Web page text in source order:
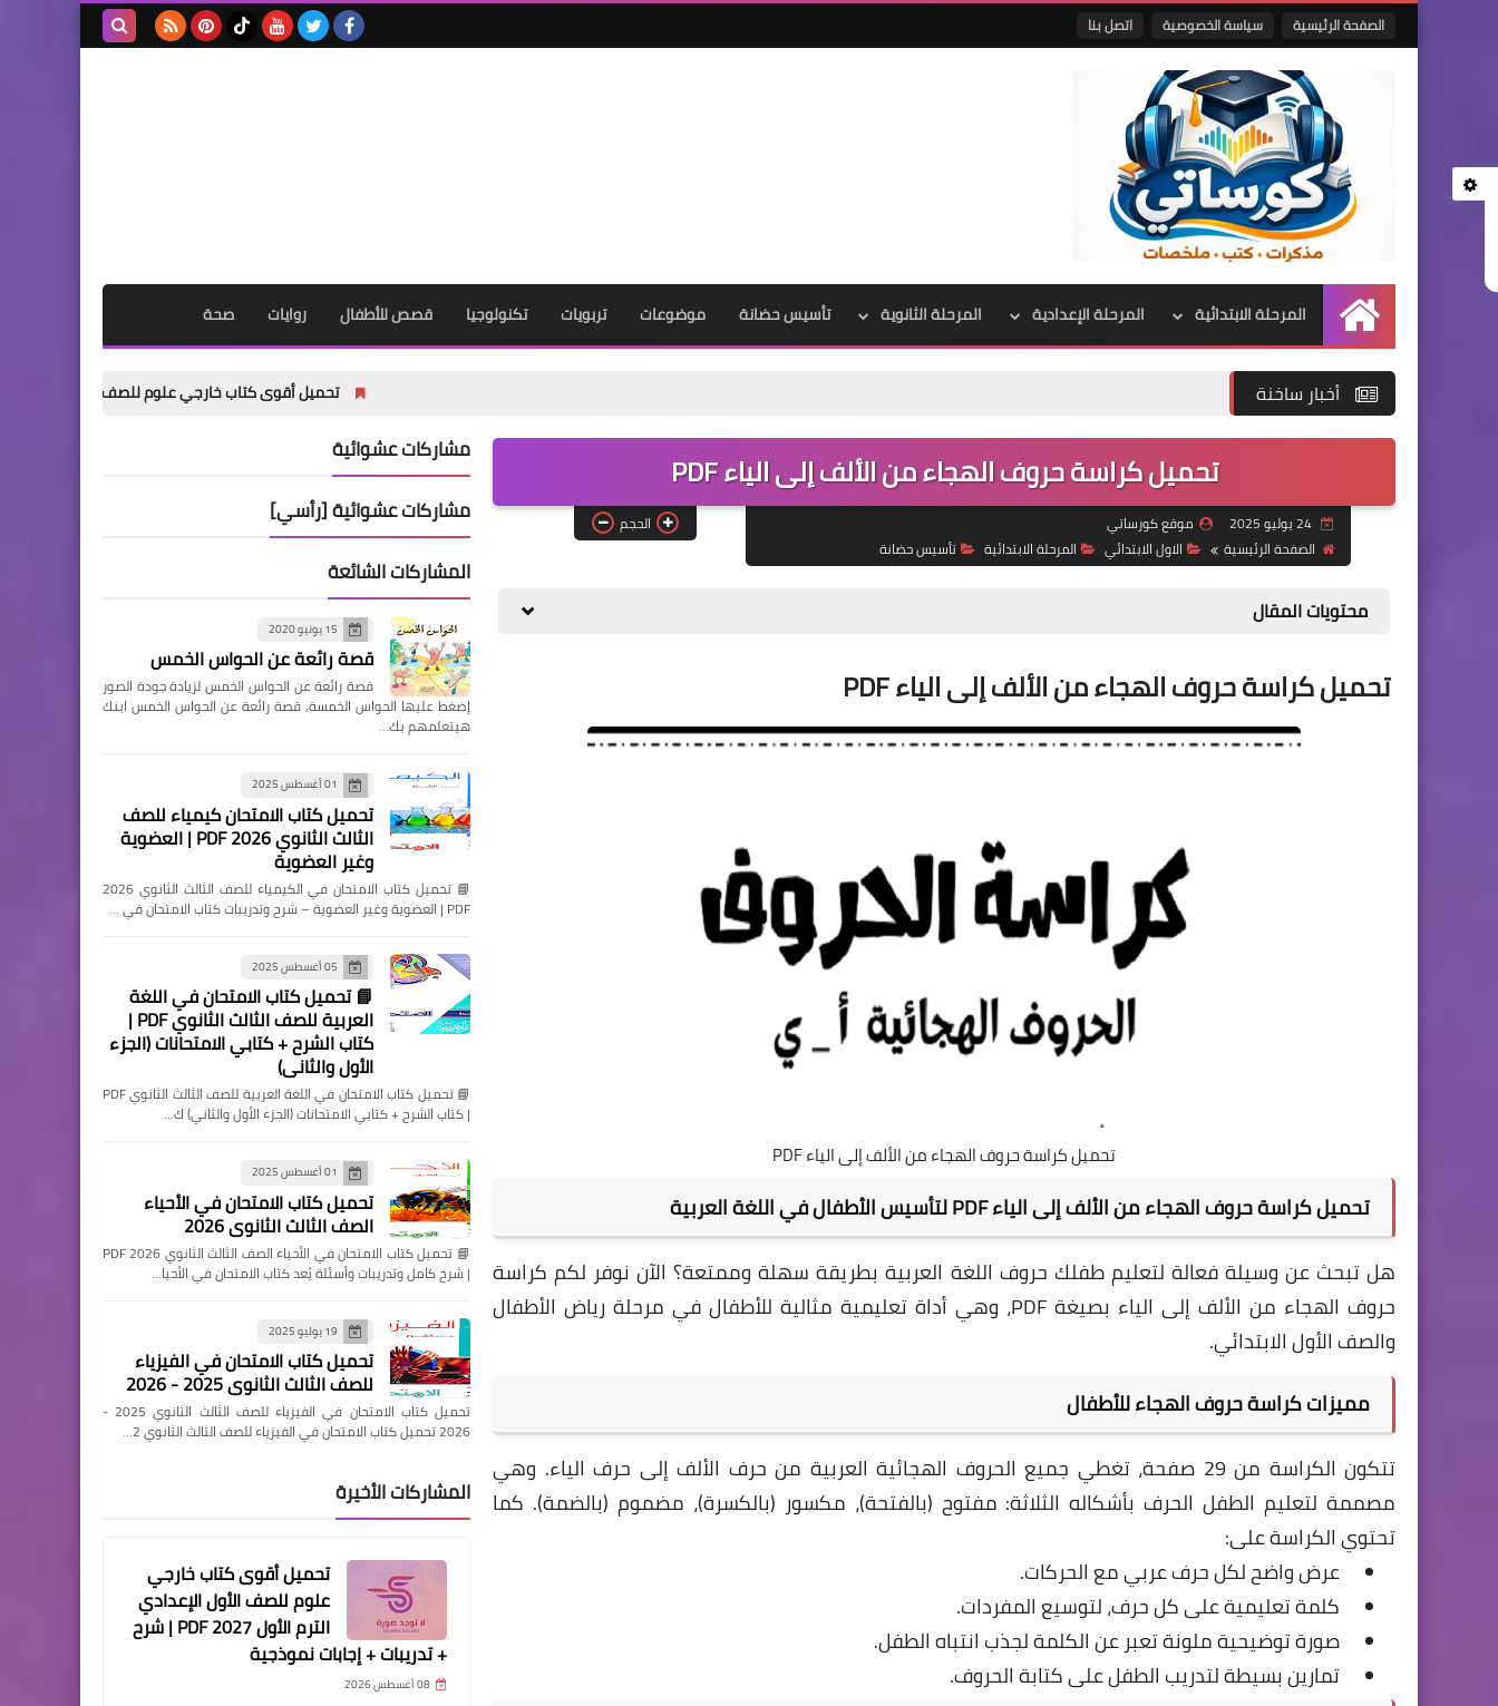
الصفحة الرئيسية سياسة الخصوصية اتصل بنا
الرئيسية
المرحلة الابتدائية المرحلة الإعدادية المرحلة الثانوية تأسيس حضانة موضوعات تربويات تكنولوجيا قصص للأطفال روايات صحة
أخبار ساخنة تحميل أقوى كتاب خارجي علوم للصف الأول الإعدادي الترم الأول 2027 PDF | شرح + تدريبات + إجابات نموذجية
تحميل كراسة حروف الهجاء من الألف إلى الياء PDF
24 يوليو 2025
موقع كورساتي
الصفحة الرئيسية
الاول الابتدائي المرحلة الابتدائية تأسيس حضانة
الحجم
محتويات المقال
تحميل كراسة حروف الهجاء من الألف إلى الياء PDF
تحميل كراسة حروف الهجاء من الألف إلى الياء PDF
تحميل كراسة حروف الهجاء من الألف إلى الياء PDF لتأسيس الأطفال في اللغة العربية
هل تبحث عن وسيلة فعالة لتعليم طفلك حروف اللغة العربية بطريقة سهلة وممتعة؟ الآن نوفر لكم كراسة
حروف الهجاء من الألف إلى الياء بصيغة PDF، وهي أداة تعليمية مثالية للأطفال في مرحلة رياض الأطفال
والصف الأول الابتدائي.
مميزات كراسة حروف الهجاء للأطفال
تتكون الكراسة من 29 صفحة، تغطي جميع الحروف الهجائية العربية من حرف الألف إلى حرف الياء. وهي
مصممة لتعليم الطفل الحرف بأشكاله الثلاثة: مفتوح (بالفتحة)، مكسور (بالكسرة)، مضموم (بالضمة). كما
تحتوي الكراسة على:
عرض واضح لكل حرف عربي مع الحركات.
كلمة تعليمية على كل حرف، لتوسيع المفردات.
صورة توضيحية ملونة تعبر عن الكلمة لجذب انتباه الطفل.
تمارين بسيطة لتدريب الطفل على كتابة الحروف.
مشاركات عشوائية
مشاركات عشوائية [رأسي]
المشاركات الشائعة
15 يونيو 2020
قصة رائعة عن الحواس الخمس
قصة رائعة عن الحواس الخمس لزيادة جودة الصور
إضغط عليها الحواس الخمسة, قصة رائعة عن الحواس الخمس ابنك
هيتعلمهم بك…
01 أغسطس 2025
تحميل كتاب الامتحان كيمياء للصف
الثالث الثانوي 2026 PDF | العضوية
وغير العضوية
📘 تحميل كتاب الامتحان في الكيمياء للصف الثالث الثانوي 2026
PDF | العضوية وغير العضوية – شرح وتدريبات كتاب الامتحان في …
05 أغسطس 2025
📘 تحميل كتاب الامتحان في اللغة
العربية للصف الثالث الثانوي PDF |
كتاب الشرح + كتابي الامتحانات (الجزء
الأول والثاني)
📘 تحميل كتاب الامتحان في اللغة العربية للصف الثالث الثانوي PDF
| كتاب الشرح + كتابي الامتحانات (الجزء الأول والثاني) ك…
01 أغسطس 2025
تحميل كتاب الامتحان في الأحياء
الصف الثالث الثانوي 2026
📘 تحميل كتاب الامتحان في الأحياء الصف الثالث الثانوي 2026 PDF
| شرح كامل وتدريبات وأسئلة يُعد كتاب الامتحان في الأحيا…
19 يوليو 2025
تحميل كتاب الامتحان في الفيزياء
للصف الثالث الثانوي 2025 - 2026
تحميل كتاب الامتحان في الفيزياء للصف الثالث الثانوي 2025 -
2026 تحميل كتاب الامتحان في الفيزياء للصف الثالث الثانوي 2…
المشاركات الأخيرة
تحميل أقوى كتاب خارجي
علوم للصف الأول الإعدادي
الترم الأول 2027 PDF | شرح
+ تدريبات + إجابات نموذجية
08 أغسطس 2026